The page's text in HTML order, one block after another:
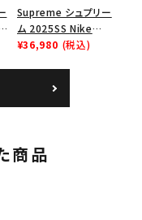
Supreme シュプリー
ム 2025SS Nike
Leather Shoulder
¥36,980 (税込)
商品